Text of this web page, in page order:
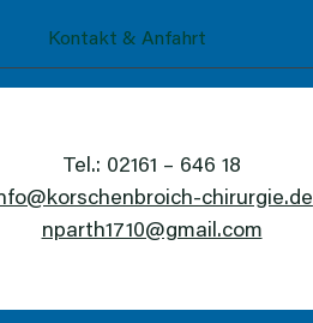
Kontakt & Anfahrt
Tel.: 02161 – 646 18
chirurgie.de
nparth1710@gmail.com